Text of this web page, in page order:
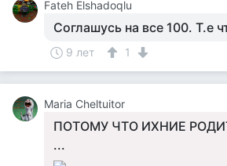
Fateh Elshadoqlu
Соглашусь на все 100. Т.е
9 лет 1
Maria Cheltuitor
ПОТОМУ ЧТО ИХНИЕ
...